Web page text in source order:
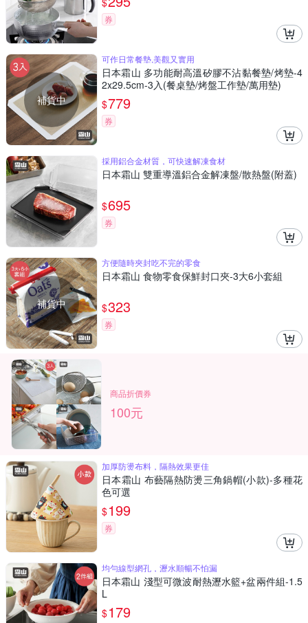
券
補貨中
可作日常餐墊,美觀又實用
日本霜山 多功能耐高溫矽膠不沾黏餐墊/烤墊-4
2x29.5cm-3入(餐桌墊/烤盤工作墊/萬用墊)
$779
券
採用鋁合金材質，可快速解凍食材
日本霜山 雙重導溫鋁合金解凍盤/散熱盤(附蓋)
$695
券
補貨中
方便隨時夾封吃不完的零食
日本霜山 食物零食保鮮封口夾-3大6小套組
$323
券
商品折價券
100元
加厚防燙布料，隔熱效果更佳
日本霜山 布藝隔熱防燙三角鍋帽(小款)-多種花
色可選
$199
券
均勻線型網孔，瀝水順暢不怕漏
日本霜山 淺型可微波耐熱瀝水籃+盆兩件組-1.5
L
$179